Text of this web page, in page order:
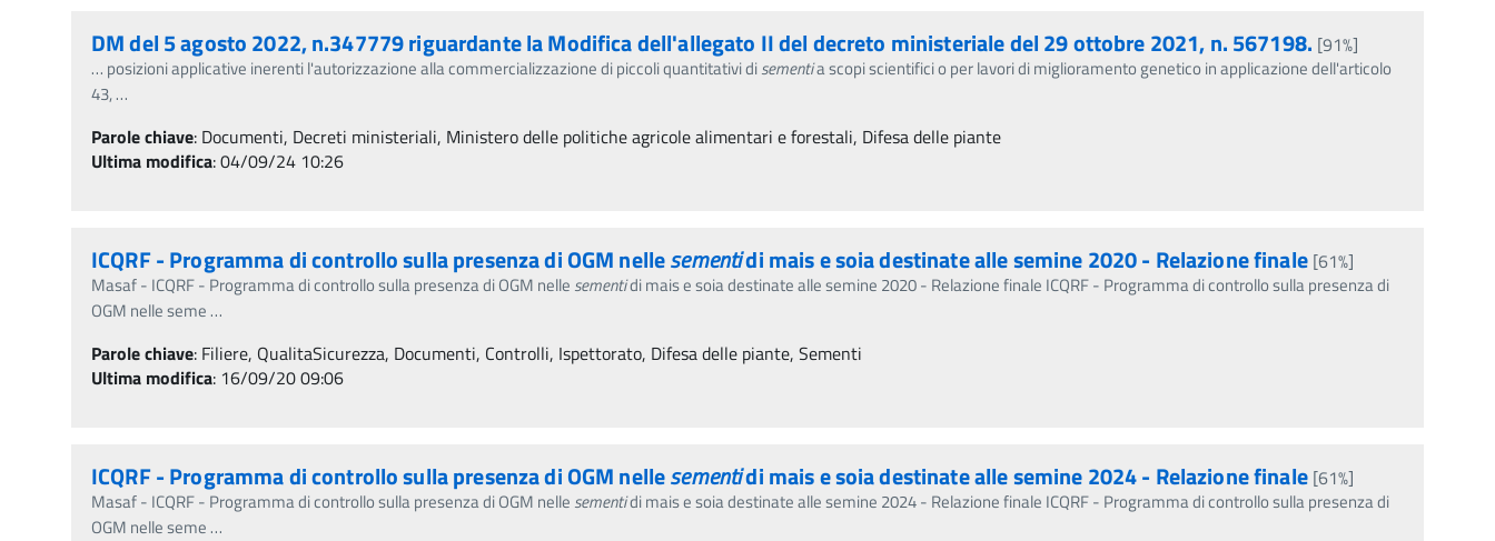
DM del 5 agosto 2022, n.347779 riguardante la Modifica dell'allegato II del decreto ministeriale del 29 ottobre 2021, n. 567198. [91%]
… posizioni applicative inerenti l'autorizzazione alla commercializzazione di piccoli quantitativi disementia scopi scientifici o per lavori di miglioramento genetico in applicazione dell'articolo
43,…
Parole chiave: Documenti, Decreti ministeriali, Ministero delle politiche agricole alimentari e forestali, Difesa delle piante
Ultima modifica: 04/09/24 10:26
ICQRF - Programma di controllo sulla presenza di OGM nellesementidi mais e soia destinate alle semine 2020 - Relazione finale [61%]
Masaf - ICQRF - Programma di controllo sulla presenza di OGM nelle sementidi mais e soia destinate alle semine 2020 - Relazione finale ICQRF - Programma di controllo sulla presenza di
OGM nelle seme…
Parole chiave: Filiere, QualitaSicurezza, Documenti, Controlli, Ispettorato, Difesa delle piante, Sementi
Ultima modifica: 16/09/20 09:06
ICQRF - Programma di controllo sulla presenza di OGM nellesementidi mais e soia destinate alle semine 2024 - Relazione finale [61%]
Masaf - ICQRF - Programma di controllo sulla presenza di OGM nelle sementidi mais e soia destinate alle semine 2024 - Relazione finale ICQRF - Programma di controllo sulla presenza di
OGM nelle seme…